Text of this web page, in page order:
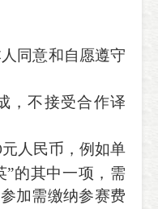
同意和自愿遵守
，不接受合作译
元人民币，例如单
”的其中一项，需
加需缴纳参赛费